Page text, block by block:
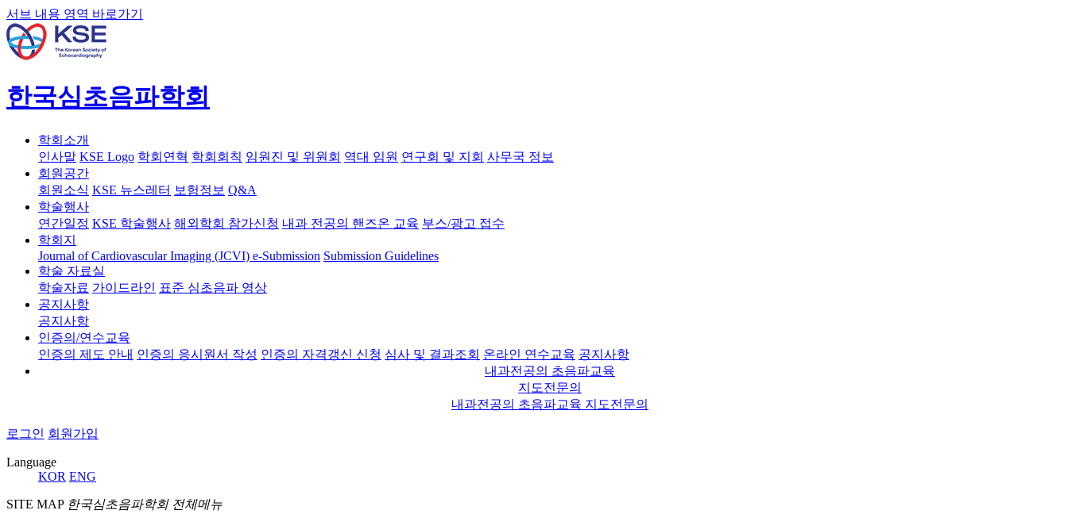
서브 내용 영역 바로가기
한국심초음파학회
학회소개
인사말 KSE Logo 학회연혁 학회회칙 임원진 및 위원회 역대 임원 연구회 및 지회 사무국 정보
회원공간
회원소식 KSE 뉴스레터 보험정보 Q&A
학술행사
연간일정 KSE 학술행사 해외학회 참가신청 내과 전공의 핸즈온 교육 부스/광고 접수
학회지
Journal of Cardiovascular Imaging (JCVI) e-Submission Submission Guidelines
학술 자료실
학술자료 가이드라인 표준 심초음파 영상
공지사항
공지사항
인증의/연수교육
인증의 제도 안내 인증의 응시원서 작성 인증의 자격갱신 신청 심사 및 결과조회 온라인 연수교육 공지사항
내과전공의 초음파교육
지도전문의
내과전공의 초음파교육 지도전문의
로그인 회원가입
Language
KOR ENG
SITE MAP 한국심초음파학회 전체메뉴